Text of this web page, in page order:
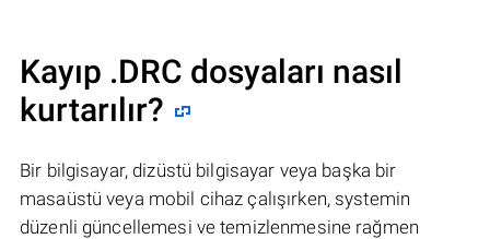
Kayıp .DRC dosyaları nasıl
kurtarılır?
Bir bilgisayar, dizüstü bilgisayar veya başka bir
masaüstü veya mobil cihaz çalışırken, systemin
düzenli güncellemesi ve temizlenmesine rağmen